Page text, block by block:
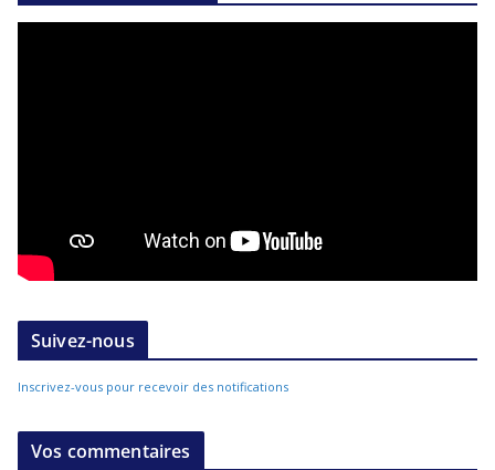
Suivez-nous
Inscrivez-vous pour recevoir des notifications
Vos commentaires